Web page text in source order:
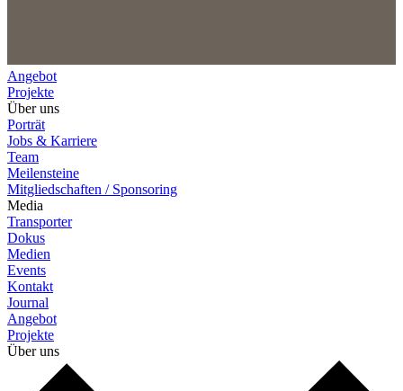
Angebot
Projekte
Über uns
Porträt
Jobs & Karriere
Team
Meilensteine
Mitgliedschaften / Sponsoring
Media
Transporter
Dokus
Medien
Events
Kontakt
Journal
Angebot
Projekte
Über uns